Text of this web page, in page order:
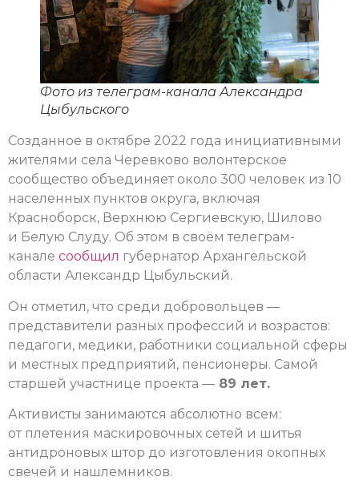
Фото из телеграм-канала Александра
Цыбульского
Созданное в октябре 2022 года инициативными
жителями села Черевково волонтерское
сообщество объединяет около 300 человек из 10
населенных пунктов округа, включая
Красноборск, Верхнюю Сергиевскую, Шилово
и Белую Слуду. Об этом в своём телеграм-
канале сообщил губернатор Архангельской
области Александр Цыбульский.
Он отметил, что среди добровольцев —
представители разных профессий и возрастов:
педагоги, медики, работники социальной сферы
и местных предприятий, пенсионеры. Самой
старшей участнице проекта — 89 лет.
Активисты занимаются абсолютно всем:
от плетения маскировочных сетей и шитья
антидроновых штор до изготовления окопных
свечей и нашлемников.